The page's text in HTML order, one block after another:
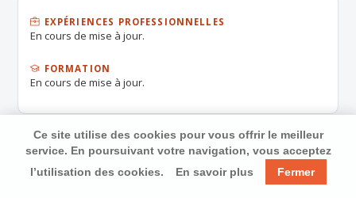
EXPÉRIENCES PROFESSIONNELLES
En cours de mise à jour.
FORMATION
En cours de mise à jour.
Ce site utilise des cookies pour vous offrir le meilleur
service. En poursuivant votre navigation, vous acceptez
l’utilisation des cookies.
En savoir plus Fermer